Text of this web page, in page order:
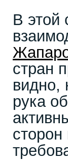
В этой
стран
видно,
рука